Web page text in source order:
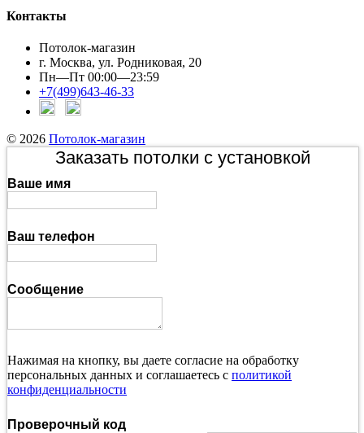
Контакты
Потолок-магазин
г. Москва, ул. Родниковая, 20
Пн—Пт 00:00—23:59
+7(499)643-46-33
© 2026 Потолок-магазин
Заказать потолки с установкой
Ваше имя
Ваш телефон
Сообщение
Нажимая на кнопку, вы даете согласие на обработку
персональных данных и соглашаетесь с политикой
конфиденциальности
Проверочный код